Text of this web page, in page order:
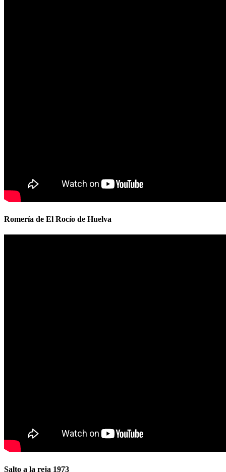
Romería de El Rocío de Huelva
Salto a la reja 1973